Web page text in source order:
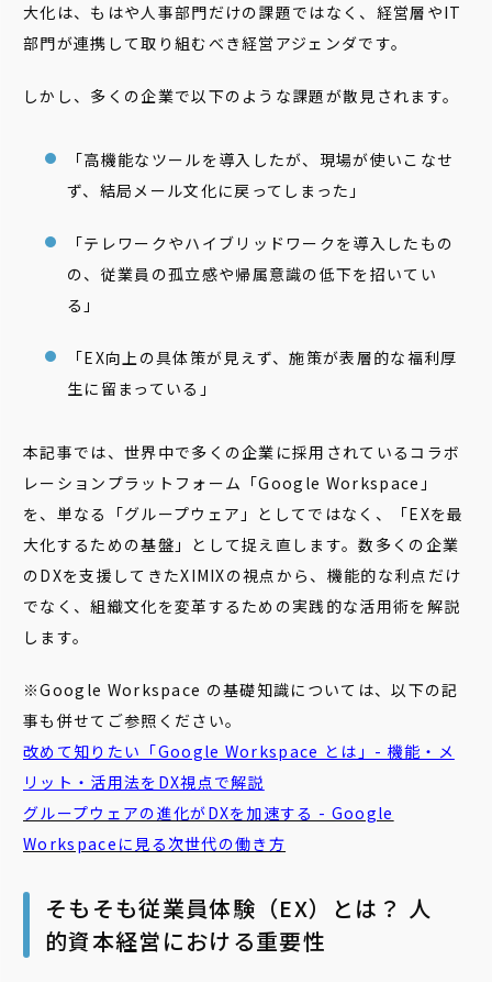
大化は、もはや人事部門だけの課題ではなく、経営層やIT
部門が連携して取り組むべき経営アジェンダです。
しかし、多くの企業で以下のような課題が散見されます。
「高機能なツールを導入したが、現場が使いこなせ
ず、結局メール文化に戻ってしまった」
「テレワークやハイブリッドワークを導入したもの
の、従業員の孤立感や帰属意識の低下を招いてい
る」
「EX向上の具体策が見えず、施策が表層的な福利厚
生に留まっている」
本記事では、世界中で多くの企業に採用されているコラボ
レーションプラットフォーム「Google Workspace」
を、単なる「グループウェア」としてではなく、「EXを最
大化するための基盤」として捉え直します。数多くの企業
のDXを支援してきたXIMIXの視点から、機能的な利点だけ
でなく、組織文化を変革するための実践的な活用術を解説
します。
※Google Workspace の基礎知識については、以下の記
事も併せてご参照ください。
改めて知りたい「Google Workspace とは」- 機能・メ
リット・活用法をDX視点で解説
グループウェアの進化がDXを加速する - Google
Workspaceに見る次世代の働き方
そもそも従業員体験（EX）とは？ 人
的資本経営における重要性